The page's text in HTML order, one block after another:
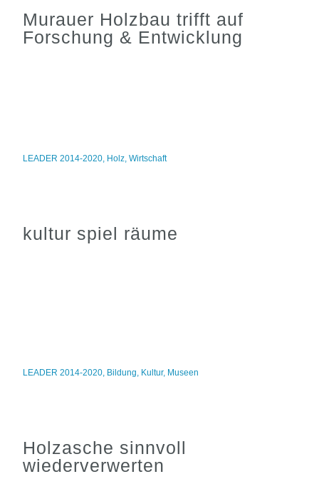
Murauer Holzbau trifft auf
Forschung & Entwicklung
LEADER 2014-2020, Holz,Wirtschaft
kultur spiel räume
LEADER 2014-2020, Bildung, Kultur, Museen
Holzasche sinnvoll
wiederverwerten